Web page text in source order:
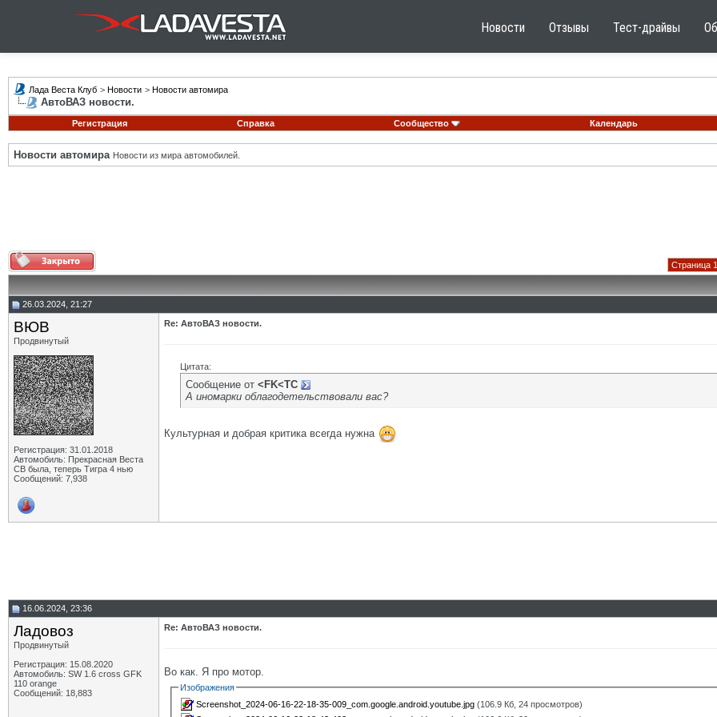
Новости Отзывы Тест-драйвы
Лада Веста Клуб > Новости > Новости автомира
АвтоВАЗ новости.
Регистрация
Справка Сообщество Календарь
Новости автомира Новости из мира автомобилей.
Страница
26.03.2024, 21:27
ВЮВ
Продвинутый
Регистрация: 31.01.2018
Автомобиль: Прекрасная Веста
СВ была, теперь Тигра 4 нью
Сообщений: 7,938
Re: АвтоВАЗ новости.
Цитата:
Сообщение от <FK<TC
А иномарки облагодетельствовали вас?
Культурная и добрая критика всегда нужна
16.06.2024, 23:36
Ладовоз
Продвинутый
Регистрация: 15.08.2020
Автомобиль: SW 1.6 cross GFK
110 orange
Сообщений: 18,883
Re: АвтоВАЗ новости.
Во как. Я про мотор.
Изображения
Screenshot_2024-06-16-22-18-35-009_com.google.android.youtube.jpg (106.9 Кб, 24 просмотров)